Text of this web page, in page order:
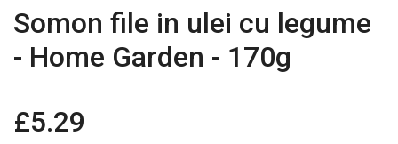
Somon file in ulei cu legume
- Home Garden - 170g
£5.29